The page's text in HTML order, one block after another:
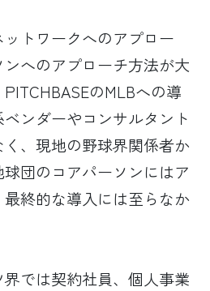
トワークへのアプロー
へのアプローチ方法が大
のMLBへの導
ンダーやコンサルタント
、現地の野球界関係者か
団のコアパーソンにはア
終的な導入には至らなか
では契約社員、個人事業